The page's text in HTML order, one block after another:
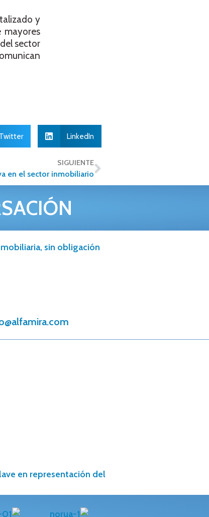
y
mayores
sector
Twitter LinkedIn
SIGUIENTE
en el sector inmobiliario
sin obligación